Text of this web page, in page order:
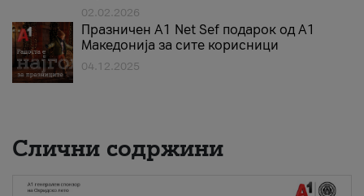
02.02.2026
Празничен A1 Net Sеf подарок од А1
Македонија за сите корисници
04.12.2025
Слични содржини